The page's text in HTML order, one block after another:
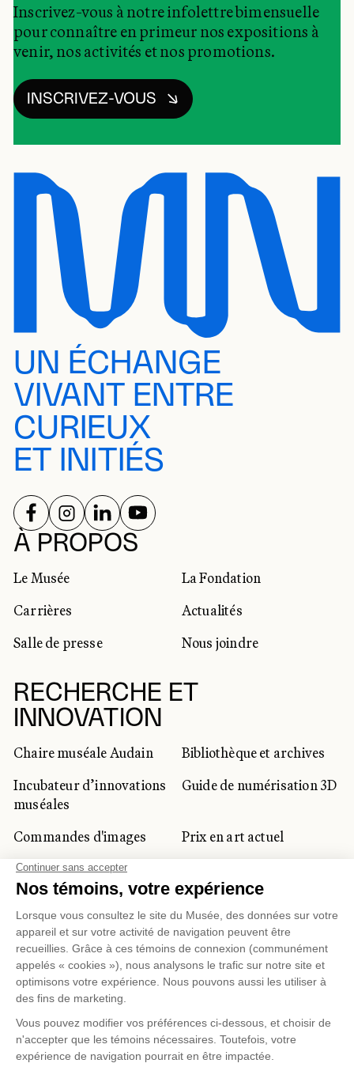
Inscrivez-vous à notre infolettre bimensuelle
pour connaître en primeur nos expositions à
venir, nos activités et nos promotions.
INSCRIVEZ-VOUS
UN ÉCHANGE
VIVANT ENTRE
CURIEUX
ET INITIÉS
À PROPOS
Le Musée
La Fondation
Carrières
Actualités
Salle de presse
Nous joindre
RECHERCHE ET
INNOVATION
Chaire muséale Audain
Bibliothèque et archives
Incubateur d’innovations
muséales
Guide de numérisation 3D
Commandes d'images
Prix en art actuel
Prix Lynne-Cohen
CLIENTÈLE CORPORATIVE
ET PRIVÉE
Location d'espaces
Activités corporatives
professionnels du
tourisme
RÉSEAUX SOCIAUX
SUIVEZ-NOUS SUR
SUIVEZ-NOUS SUR
SUIVEZ-NOUS SUR
SUIVEZ-NOUS SUR